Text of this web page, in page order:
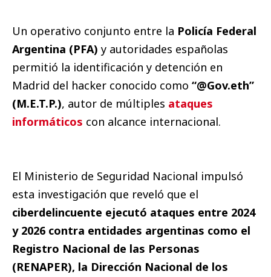
Un operativo conjunto entre la Policía Federal
Argentina (PFA) y autoridades españolas
permitió la identificación y detención en
Madrid del hacker conocido como “@Gov.eth”
(M.E.T.P.), autor de múltiples ataques
informáticos con alcance internacional.
El Ministerio de Seguridad Nacional impulsó
esta investigación que reveló que el
ciberdelincuente ejecutó ataques entre 2024
y 2026 contra entidades argentinas como el
Registro Nacional de las Personas
(RENAPER), la Dirección Nacional de los